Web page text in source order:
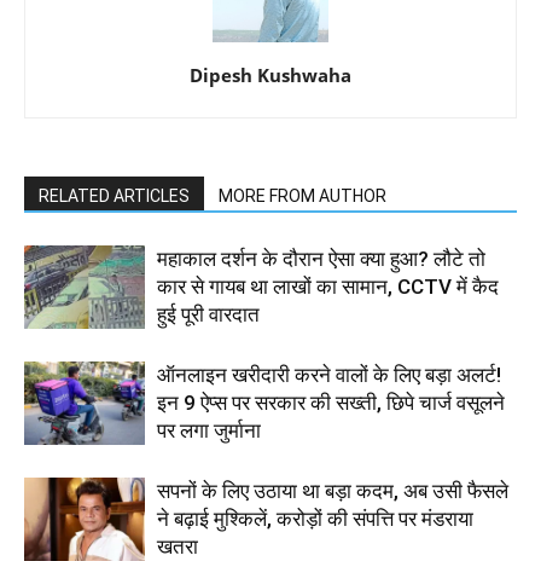
Dipesh Kushwaha
RELATED ARTICLES MORE FROM AUTHOR
महाकाल दर्शन के दौरान ऐसा क्या हुआ? लौटे तो
कार से गायब था लाखों का सामान, CCTV में कैद
हुई पूरी वारदात
ऑनलाइन खरीदारी करने वालों के लिए बड़ा अलर्ट!
इन 9 ऐप्स पर सरकार की सख्ती, छिपे चार्ज वसूलने
पर लगा जुर्माना
सपनों के लिए उठाया था बड़ा कदम, अब उसी फैसले
ने बढ़ाई मुश्किलें, करोड़ों की संपत्ति पर मंडराया
खतरा